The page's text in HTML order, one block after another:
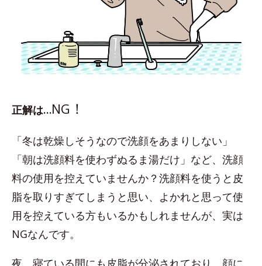
正解は…NG ！
「冬は乾燥しそうなので洗顔をあまりしない」
「朝は洗顔料を使わずぬるま湯だけ」など、洗顔
料の使用を控えていませんか？洗顔料を使うと皮
脂を取りすぎてしまうと思い、よかれと思って使
用を控えている方もいるかもしれませんが、実は
NGなんです。
夜、寝ている間にも皮脂が分泌されており、顔に